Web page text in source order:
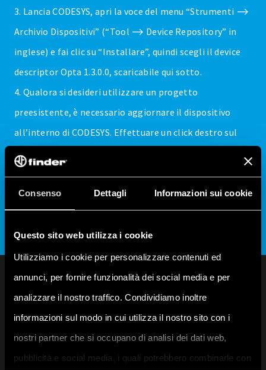
Consenso Dettagli Informazioni sui cookie
Questo sito web utilizza i cookie
Utilizziamo i cookie per personalizzare contenuti ed
annunci, per fornire funzionalità dei social media e per
analizzare il nostro traffico. Condividiamo inoltre
informazioni sul modo in cui utilizza il nostro sito con i
nostri partner che si occupano di analisi dei dati web,
pubblicità e social media, i quali potrebbero combinarle con
3. Lancia CODESYS, apri la voce del menu “Strumenti ⟶
Archivio Dispositivi” (“Tool ⟶ Device Repository” in
inglese) e fai clic su “Installare”, quindi scegli il device
descriptor Opta 1.3.0.0, scaricabile qui sotto.
4. Qualora si desideri utilizzare un progetto
preesistente, è necessario aggiornare il dispositivo
all’interno di CODESYS. Effettuare un click destro sul
dispositivo desiderato e selezionare l’opzione “Update
versione corretta di Opta, ovvero la 1.3.0.0.
PROGRAMMA CONARDUINO